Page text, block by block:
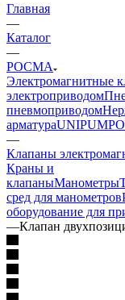
Главная
—
Каталог
—
РОСМА
Электромагнитные
электроприводом
пневмоприводом
арматураUNIPUMP
—
Клапаны
Краны и
клапаныМанометры
сред для манометров
оборудование для
—Клапан